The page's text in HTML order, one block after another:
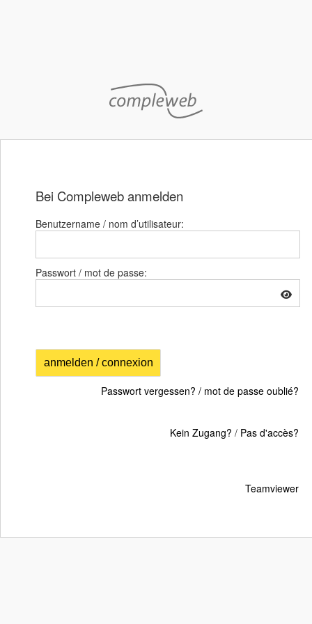
Bei Compleweb anmelden
Benutzername / nom d’utilisateur:
Passwort / mot de passe:
anmelden / connexion
Passwort vergessen? / mot de passe oublié?
Kein Zugang? / Pas d'accès?
Teamviewer